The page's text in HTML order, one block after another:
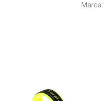
Marca: